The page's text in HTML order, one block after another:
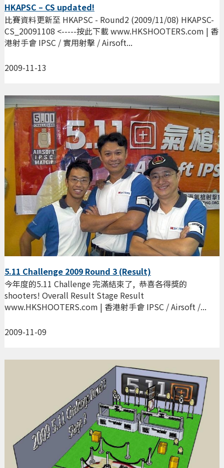
HKAPSC – CS updated!
2009-11-13
比賽資料更新至 HKAPSC - Round2 (2009/11/08) HKAPSC-
CS_20091108 <-----按此下載 www.HKSHOOTERS.com | 香
港射手會 IPSC / 實用射擊 / Airsoft...
5.11 Challenge 2009 Round 3 (Result)
2009-11-09
今年度的5.11 Challenge 完滿結束了, 恭喜各得獎的
shooters! Overall Result Stage Result
www.HKSHOOTERS.com | 香港射手會 IPSC / Airsoft /...